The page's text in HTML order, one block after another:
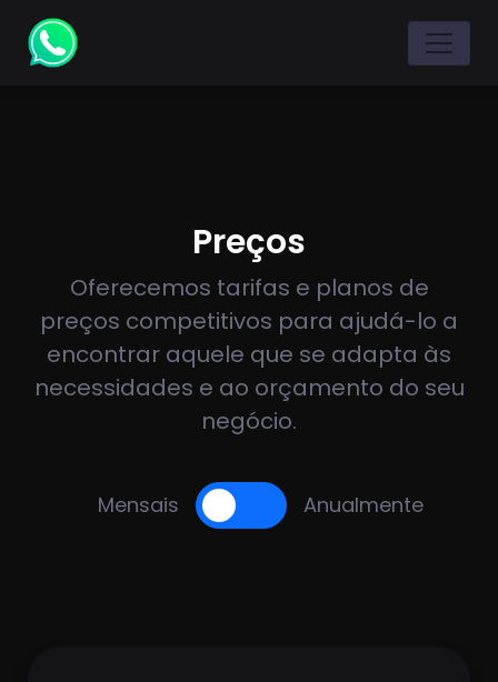
Preços
Oferecemos tarifas e planos de
preços competitivos para ajudá-lo a
encontrar aquele que se adapta às
necessidades e ao orçamento do seu
negócio.
Mensais Anualmente